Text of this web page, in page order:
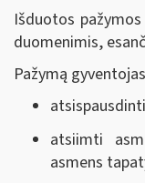
Išduotos
duomenimis,
Pažymą
atsiimti
asmens